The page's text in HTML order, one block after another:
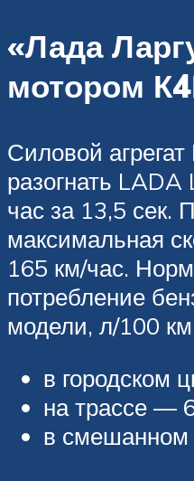
«Лада
мотором
Силовой
разогнать
час за 13,5 сек.
максимальная
165 км/час.
потребление
модели, л/100 км
в городском
на трассе —
в